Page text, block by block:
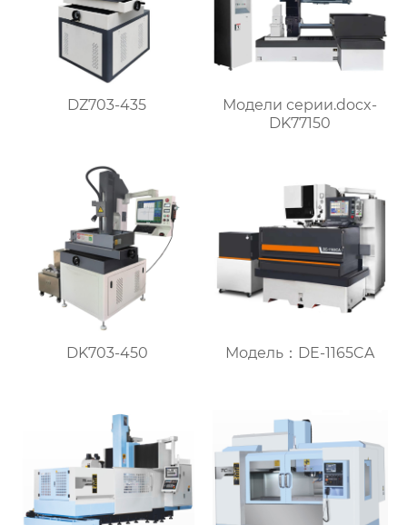
DZ703-435
Модели серии.docx-
DK77150
DK703-450 Модель：DE-1165CA